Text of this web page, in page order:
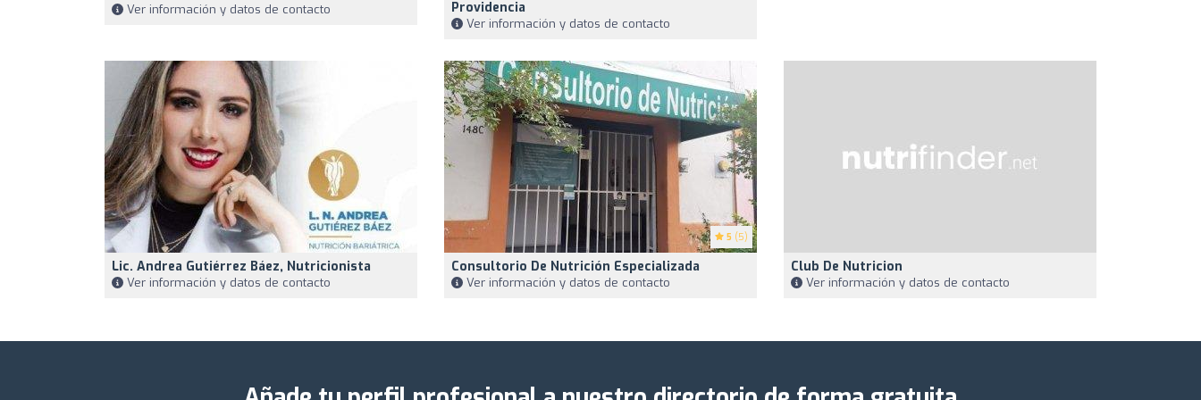
Ver información y datos de contacto
Providencia
Ver información y datos de contacto
Lic. Andrea Gutiérrez Báez, Nutricionista
Ver información y datos de contacto
5 (5)
Consultorio De Nutrición Especializada
Ver información y datos de contacto
Club De Nutricion
Ver información y datos de contacto